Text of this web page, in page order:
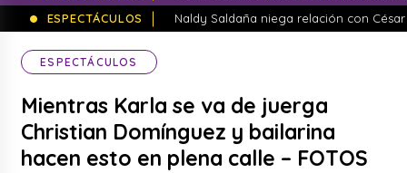
ESPECTÁCULOS
Naldy Saldaña niega relación con
ESPECTÁCULOS
Mientras Karla se va de juerga
Christian Domínguez y bailarina
hacen esto en plena calle – FOTOS